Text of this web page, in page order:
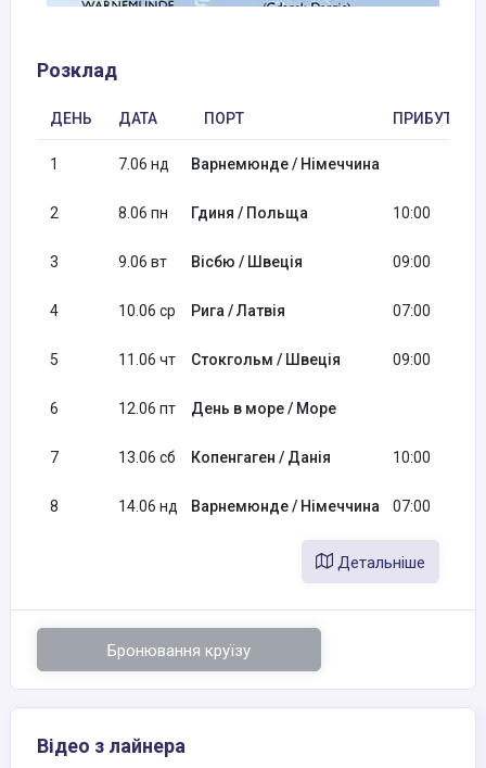
Розклад
ДЕНЬ ДАТА ПОРТ ПРИБУТТЯ
1 7.06 нд Варнемюнде / Німеччина
2 8.06 пн Гдиня / Польща 10:00
3 9.06 вт Вісбю / Швеція 09:00
4 10.06 ср Рига / Латвія 07:00
5 11.06 чт Стокгольм / Швеція 09:00
6 12.06 пт День в море / Море
7 13.06 сб Копенгаген / Данія 10:00
8 14.06 нд Варнемюнде / Німеччина 07:00
Детальніше
Бронювання круїзу
Відео з лайнера